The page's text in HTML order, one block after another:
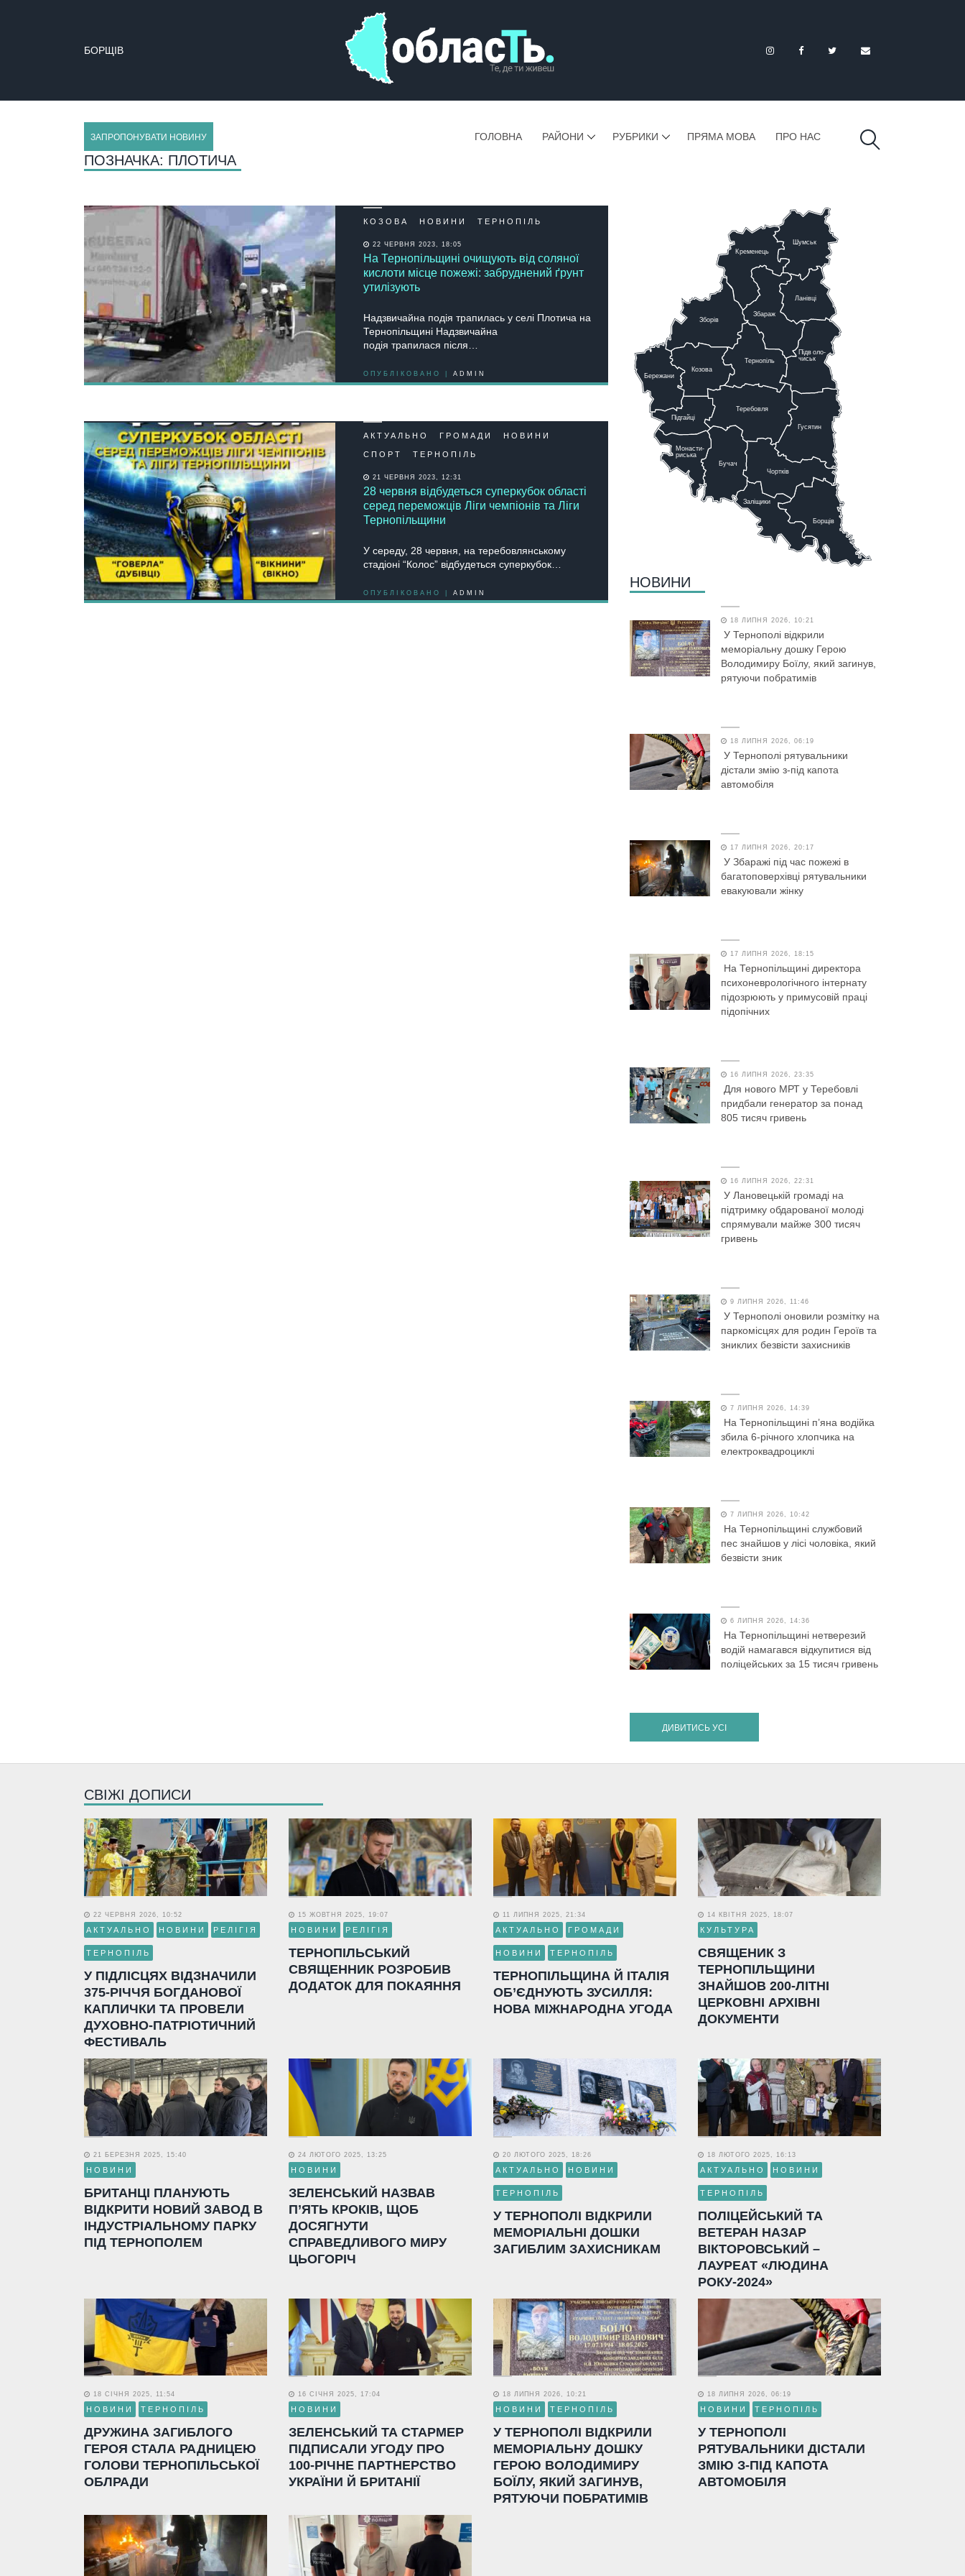
БОРЩІВ
ЗАПРОПОНУВАТИ НОВИНУ ГОЛОВНА РАЙОНИ РУБРИКИ ПРЯМА МОВА ПРО НАС
ПОЗНАЧКА: ПЛОТИЧА
КОЗОВА НОВИНИ ТЕРНОПІЛЬ
22 ЧЕРВНЯ 2023, 18:05
На Тернопільщині очищують від соляної
кислоти місце пожежі: забруднений ґрунт
утилізують
Надзвичайна подія трапилась у селі Плотича на
Тернопільщині Надзвичайна
подія трапилася після…
ОПУБЛІКОВАНО | ADMIN
АКТУАЛЬНО ГРОМАДИ НОВИНИ
СПОРТ ТЕРНОПІЛЬ
21 ЧЕРВНЯ 2023, 12:31
28 червня відбудеться суперкубок області
серед переможців Ліги чемпіонів та Ліги
Тернопільщини
У середу, 28 червня, на теребовлянському
стадіоні “Колос” відбудеться суперкубок…
ОПУБЛІКОВАНО | ADMIN
Тернопіль
Теребовля
Бучач
Заліщики
Борщів
Чортків
Гусятин
Підволо-
чиськ
Ланівці
Збараж
Шумськ
Кременець
Козова
Бережани
Підгайці
Зборів
Монасти-
риська
НОВИНИ
18 ЛИПНЯ 2026, 10:21
У Тернополі відкрили
меморіальну дошку Герою
Володимиру Боїлу, який загинув,
рятуючи побратимів
18 ЛИПНЯ 2026, 06:19
У Тернополі рятувальники
дістали змію з-під капота
автомобіля
17 ЛИПНЯ 2026, 20:17
У Збаражі під час пожежі в
багатоповерхівці рятувальники
евакуювали жінку
17 ЛИПНЯ 2026, 18:15
На Тернопільщині директора
психоневрологічного інтернату
підозрюють у примусовій праці
підопічних
16 ЛИПНЯ 2026, 23:35
Для нового МРТ у Теребовлі
придбали генератор за понад
805 тисяч гривень
16 ЛИПНЯ 2026, 22:31
У Лановецькій громаді на
підтримку обдарованої молоді
спрямували майже 300 тисяч
гривень
9 ЛИПНЯ 2026, 11:46
У Тернополі оновили розмітку на
паркомісцях для родин Героїв та
зниклих безвісти захисників
7 ЛИПНЯ 2026, 14:39
На Тернопільщині п’яна водійка
збила 6-річного хлопчика на
електроквадроциклі
7 ЛИПНЯ 2026, 10:42
На Тернопільщині службовий
пес знайшов у лісі чоловіка, який
безвісти зник
6 ЛИПНЯ 2026, 14:36
На Тернопільщині нетверезий
водій намагався відкупитися від
поліцейських за 15 тисяч гривень
ДИВИТИСЬ УСІ
СВІЖІ ДОПИСИ
22 ЧЕРВНЯ 2026, 10:52
АКТУАЛЬНО НОВИНИ РЕЛІГІЯ
ТЕРНОПІЛЬ
У ПІДЛІСЦЯХ ВІДЗНАЧИЛИ
375-РІЧЧЯ БОГДАНОВОЇ
КАПЛИЧКИ ТА ПРОВЕЛИ
ДУХОВНО-ПАТРІОТИЧНИЙ
ФЕСТИВАЛЬ
15 ЖОВТНЯ 2025, 19:07
НОВИНИ РЕЛІГІЯ
ТЕРНОПІЛЬСЬКИЙ
СВЯЩЕННИК РОЗРОБИВ
ДОДАТОК ДЛЯ ПОКАЯННЯ
11 ЛИПНЯ 2025, 21:34
АКТУАЛЬНО ГРОМАДИ
НОВИНИ ТЕРНОПІЛЬ
ТЕРНОПІЛЬЩИНА Й ІТАЛІЯ
ОБ’ЄДНУЮТЬ ЗУСИЛЛЯ:
НОВА МІЖНАРОДНА УГОДА
14 КВІТНЯ 2025, 18:07
КУЛЬТУРА
СВЯЩЕНИК З
ТЕРНОПІЛЬЩИНИ
ЗНАЙШОВ 200-ЛІТНІ
ЦЕРКОВНІ АРХІВНІ
ДОКУМЕНТИ
21 БЕРЕЗНЯ 2025, 15:40
НОВИНИ
БРИТАНЦІ ПЛАНУЮТЬ
ВІДКРИТИ НОВИЙ ЗАВОД В
ІНДУСТРІАЛЬНОМУ ПАРКУ
ПІД ТЕРНОПОЛЕМ
24 ЛЮТОГО 2025, 13:25
НОВИНИ
ЗЕЛЕНСЬКИЙ НАЗВАВ
П’ЯТЬ КРОКІВ, ЩОБ
ДОСЯГНУТИ
СПРАВЕДЛИВОГО МИРУ
ЦЬОГОРІЧ
20 ЛЮТОГО 2025, 18:26
АКТУАЛЬНО НОВИНИ
ТЕРНОПІЛЬ
У ТЕРНОПОЛІ ВІДКРИЛИ
МЕМОРІАЛЬНІ ДОШКИ
ЗАГИБЛИМ ЗАХИСНИКАМ
18 ЛЮТОГО 2025, 16:13
АКТУАЛЬНО НОВИНИ
ТЕРНОПІЛЬ
ПОЛІЦЕЙСЬКИЙ ТА
ВЕТЕРАН НАЗАР
ВІКТОРОВСЬКИЙ –
ЛАУРЕАТ «ЛЮДИНА
РОКУ-2024»
18 СІЧНЯ 2025, 11:54
НОВИНИ ТЕРНОПІЛЬ
ДРУЖИНА ЗАГИБЛОГО
ГЕРОЯ СТАЛА РАДНИЦЕЮ
ГОЛОВИ ТЕРНОПІЛЬСЬКОЇ
ОБЛРАДИ
16 СІЧНЯ 2025, 17:04
НОВИНИ
ЗЕЛЕНСЬКИЙ ТА СТАРМЕР
ПІДПИСАЛИ УГОДУ ПРО
100-РІЧНЕ ПАРТНЕРСТВО
УКРАЇНИ Й БРИТАНІЇ
18 ЛИПНЯ 2026, 10:21
НОВИНИ ТЕРНОПІЛЬ
У ТЕРНОПОЛІ ВІДКРИЛИ
МЕМОРІАЛЬНУ ДОШКУ
ГЕРОЮ ВОЛОДИМИРУ
БОЇЛУ, ЯКИЙ ЗАГИНУВ,
РЯТУЮЧИ ПОБРАТИМІВ
18 ЛИПНЯ 2026, 06:19
НОВИНИ ТЕРНОПІЛЬ
У ТЕРНОПОЛІ
РЯТУВАЛЬНИКИ ДІСТАЛИ
ЗМІЮ З-ПІД КАПОТА
АВТОМОБІЛЯ